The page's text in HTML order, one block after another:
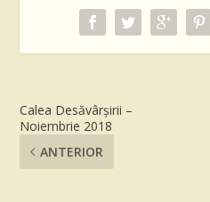
Calea Desăvârşirii –
Noiembrie 2018
ANTERIOR